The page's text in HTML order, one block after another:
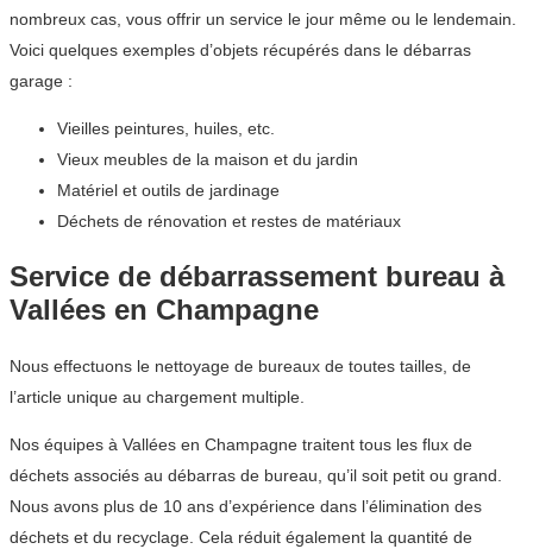
nombreux cas, vous offrir un service le jour même ou le lendemain.
Voici quelques exemples d’objets récupérés dans le débarras
garage :
Vieilles peintures, huiles, etc.
Vieux meubles de la maison et du jardin
Matériel et outils de jardinage
Déchets de rénovation et restes de matériaux
Service de débarrassement bureau à
Vallées en Champagne
Nous effectuons le nettoyage de bureaux de toutes tailles, de
l’article unique au chargement multiple.
Nos équipes à Vallées en Champagne traitent tous les flux de
déchets associés au débarras de bureau, qu’il soit petit ou grand.
Nous avons plus de 10 ans d’expérience dans l’élimination des
déchets et du recyclage. Cela réduit également la quantité de